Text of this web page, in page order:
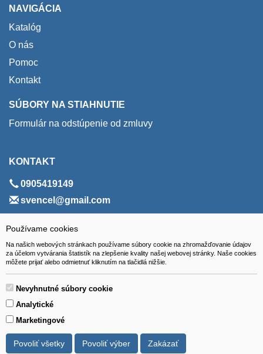
Používame cookies
Na našich webových stránkach používame súbory cookie na zhromažďovanie údajov
za účelom vytvárania štatistík na zlepšenie kvality našej webovej stránky. Naše cookies
môžete prijať alebo odmietnuť kliknutím na tlačidlá nižšie.
Nevyhnutné súbory cookie
Analytické
Marketingové
Povoliť všetky Povoliť výber Zakázať
NAVIGÁCIA
Katalóg
O nás
Pomoc
Kontakt
SÚBORY NA STIAHNUTIE
Formulár na odstúpenie od zmluvy
KONTAKT
0905419149
svencel@gmail.com
ADRESA
VEST - tech s.r.o.
Hviezdoslavova 280/6, 965 01 Žiar nad Hronom
Slovakia (Slovak Republic)
Všetky ceny sú uvádzané vrátane DPH.